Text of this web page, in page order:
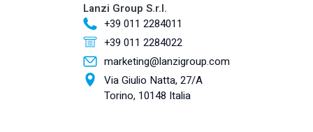
Lanzi Group S.r.l.
+39 011 2284011
+39 011 2284022
marketing@lanzigroup.com
Via Giulio Natta, 27/A
Torino, 10148 Italia